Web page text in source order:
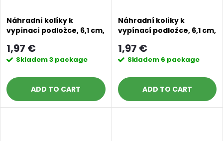
Náhradní kolíky k
vypínací podložce, 6,1 cm,
1,97 €
Skladem3 package
ADD TO CART
Náhradní kolíky k
vypínací podložce, 6,1 cm,
1,97 €
Skladem 6 package
ADD TO CART